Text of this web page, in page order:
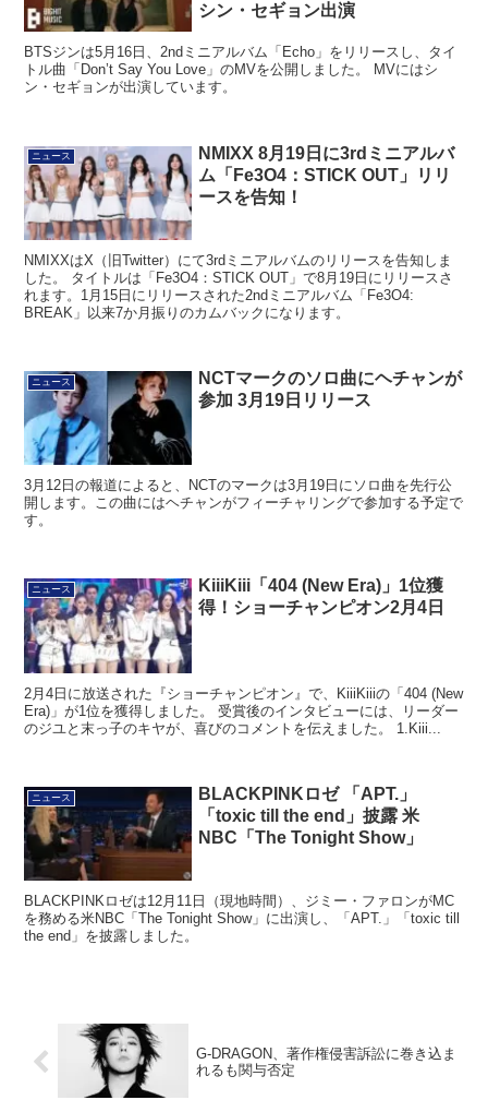
シン・セギョン出演
BTSジンは5月16日、2ndミニアルバム「Echo」をリリースし、タイ
トル曲「Don’t Say You Love」のMVを公開しました。 MVにはシ
ン・セギョンが出演しています。
ニュース
NMIXX 8月19日に3rdミニアルバ
ム「Fe3O4：STICK OUT」リリ
ースを告知！
NMIXXはX（旧Twitter）にて3rdミニアルバムのリリースを告知しま
した。 タイトルは「Fe3O4：STICK OUT」で8月19日にリリースさ
れます。1月15日にリリースされた2ndミニアルバム「Fe3O4:
BREAK」以来7か月振りのカムバックになります。
ニュース
NCTマークのソロ曲にヘチャンが
参加 3月19日リリース
3月12日の報道によると、NCTのマークは3月19日にソロ曲を先行公
開します。この曲にはヘチャンがフィーチャリングで参加する予定で
す。
ニュース
KiiiKiii「404 (New Era)」1位獲
得！ショーチャンピオン2月4日
2月4日に放送された『ショーチャンピオン』で、KiiiKiiiの「404 (New
Era)」が1位を獲得しました。 受賞後のインタビューには、リーダー
のジユと末っ子のキヤが、喜びのコメントを伝えました。 1.Kiii...
ニュース
BLACKPINKロゼ 「APT.」
「toxic till the end」披露 米
NBC「The Tonight Show」
BLACKPINKロゼは12月11日（現地時間）、ジミー・ファロンがMC
を務める米NBC「The Tonight Show」に出演し、「APT.」「toxic till
the end」を披露しました。
G-DRAGON、著作権侵害訴訟に巻き込ま
れるも関与否定